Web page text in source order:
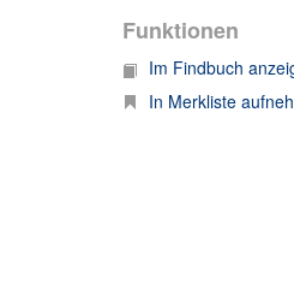
Funktionen
Im Findbuch
In Merkliste